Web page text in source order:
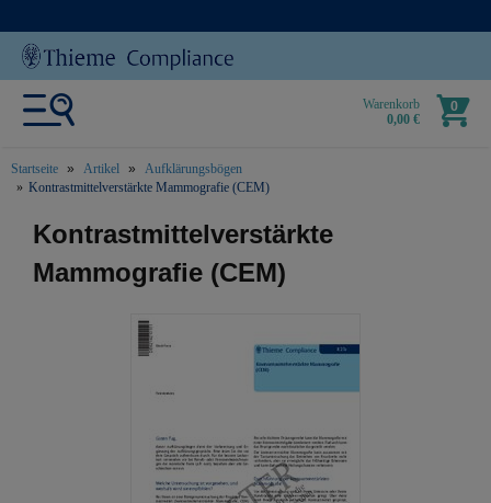
Warenkorb
0,00 €
0
Startseite Artikel
Aufklärungsbögen
Kontrastmittelverstärkte Mammografie (CEM)
text.skipToContent
text.skipToNavigation
Kontrastmittelverstärkte
Mammografie (CEM)